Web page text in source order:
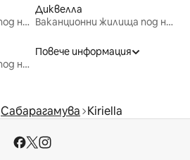
Ваканционни жилища под наем
Диквелла
Ваканционни жилища под наем
Ваканционни жилища под наем
Повече информация
Сабарагамува Kiriella